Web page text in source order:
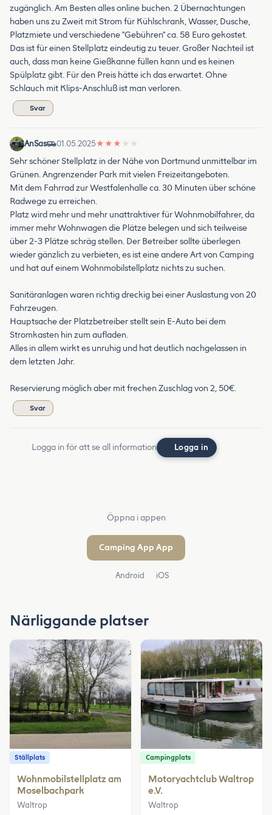
zugänglich. Am Besten alles online buchen. 2 Übernachtungen
haben uns zu Zweit mit Strom für Kühlschrank, Wasser, Dusche,
Platzmiete und verschiedene "Gebühren" ca. 58 Euro gekostet.
Das ist für einen Stellplatz eindeutig zu teuer. Großer Nachteil ist
auch, dass man keine Gießkanne füllen kann und es keinen
Spülplatz gibt. Für den Preis hätte ich das erwartet. Ohne
Schlauch mit Klips-Anschluß ist man verloren.
Svar
AnSas 01.05.2025★ ★ ★ ★ ★
Sehr schöner Stellplatz in der Nähe von Dortmund unmittelbar im
Grünen. Angrenzender Park mit vielen Freizeitangeboten.
Mit dem Fahrrad zur Westfalenhalle ca. 30 Minuten über schöne
Radwege zu erreichen.
Platz wird mehr und mehr unattraktiver für Wohnmobilfahrer, da
immer mehr Wohnwagen die Plätze belegen und sich teilweise
über 2-3 Plätze schräg stellen. Der Betreiber sollte überlegen
wieder gänzlich zu verbieten, es ist eine andere Art von Camping
und hat auf einem Wohnmobilstellplatz nichts zu suchen.
Sanitäranlagen waren richtig dreckig bei einer Auslastung von 20
Fahrzeugen.
Hauptsache der Platzbetreiber stellt sein E-Auto bei dem
Stromkasten hin zum aufladen.
Alles in allem wirkt es unruhig und hat deutlich nachgelassen in
dem letzten Jahr.
Reservierung möglich aber mit frechen Zuschlag von 2, 50€.
Svar
Logga in för att se all information Logga in
Öppna i appen
Camping App App
Android iOS
Närliggande platser
Ställplats
Wohnmobilstellplatz am
Moselbachpark
Waltrop
Campingplats
Motoryachtclub Waltrop
e.V.
Waltrop